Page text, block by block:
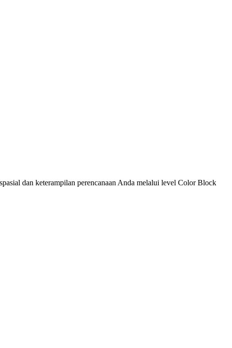
dan keterampilan perencanaan Anda melalui level Color Block